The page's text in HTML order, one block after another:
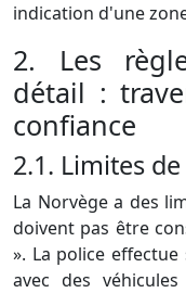
indication d'une
2. Les
détail :
confiance
2.1. Limites
La Norvège a des
doivent pas être
». La police
avec des